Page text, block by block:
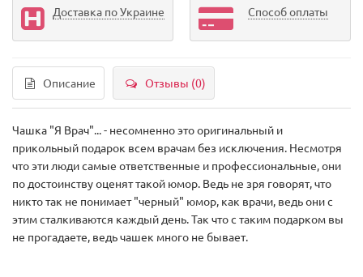
Доставка по Украине Способ оплаты
Описание Отзывы (0)
Чашка "Я Врач"... - несомненно это оригинальный и
прикольный подарок всем врачам без исключения. Несмотря
что эти люди самые ответственные и профессиональные, они
по достоинству оценят такой юмор. Ведь не зря говорят, что
никто так не понимает "черный" юмор, как врачи, ведь они с
этим сталкиваются каждый день. Так что с таким подарком вы
не прогадаете, ведь чашек много не бывает.